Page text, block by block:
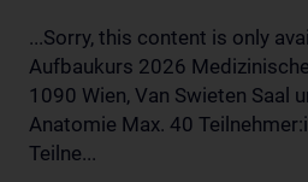
...Sorry, this content is only
Aufbaukurs 2026
1090 Wien, Van Swieten Saal
Anatomie Max. 40
Teilne...